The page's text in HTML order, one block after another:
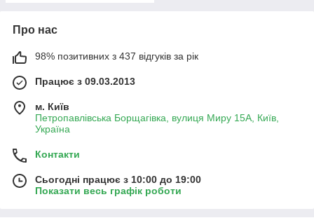
Про нас
98% позитивних з 437 відгуків за рік
Працює з 09.03.2013
м. Київ
Петропавлівська Борщагівка, вулиця Миру 15А, Київ,
Україна
Контакти
Сьогодні працює з 10:00 до 19:00
Показати весь графік роботи